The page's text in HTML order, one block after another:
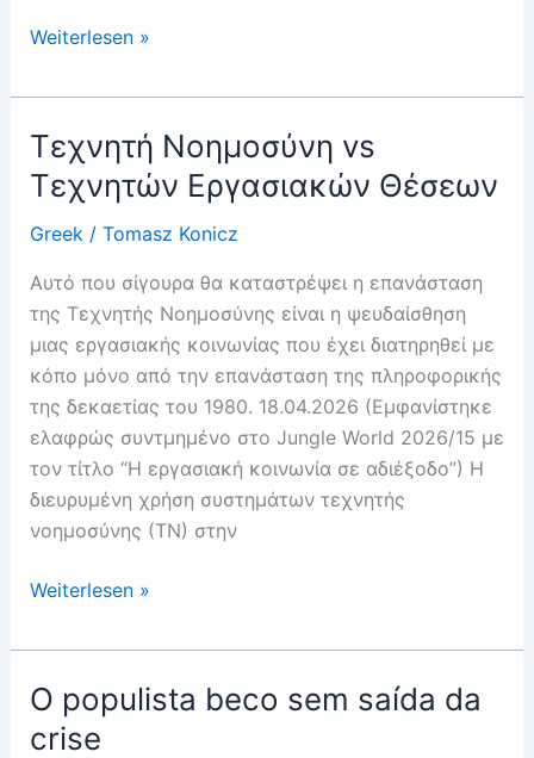
Intelligenza
versus
Posti
di
Lavoro
Artificiali
Weiterlesen »
Τεχνητή Νοημοσύνη vs
Τεχνητών Εργασιακών Θέσεων
Greek/ Tomasz Konicz
Αυτό που σίγουρα θα καταστρέψει η επανάσταση
της Τεχνητής Νοημοσύνης είναι η ψευδαίσθηση
μιας εργασιακής κοινωνίας που έχει διατηρηθεί με
κόπο μόνο από την επανάσταση της πληροφορικής
της δεκαετίας του 1980. 18.04.2026 (Εμφανίστηκε
ελαφρώς συντμημένο στο Jungle World 2026/15 με
τον τίτλο “Η εργασιακή κοινωνία σε αδιέξοδο”) Η
διευρυμένη χρήση συστημάτων τεχνητής
νοημοσύνης (ΤΝ) στην
Τεχνητή
vs
Τεχνητών
Εργασιακών
Θέσεων
Weiterlesen »
O populista beco sem saída da
crise